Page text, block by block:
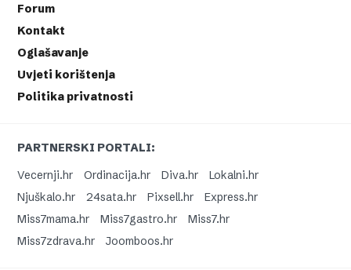
Forum
Kontakt
Oglašavanje
Uvjeti korištenja
Politika privatnosti
PARTNERSKI PORTALI:
Vecernji.hr
Ordinacija.hr Diva.hr
Lokalni.hr
Njuškalo.hr
24sata.hr Pixsell.hr
Express.hr
Miss7mama.hr
Miss7gastro.hr
Miss7.hr
Miss7zdrava.hr
Joomboos.hr